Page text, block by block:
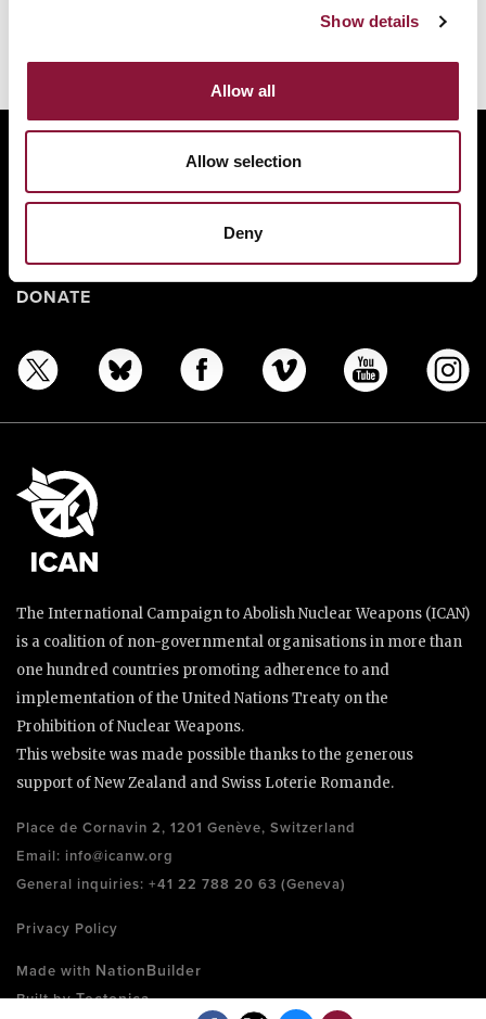
Show details
Allow all
Allow selection
Deny
BANNING NUCLEAR WEAPONS
RESOURCES AND UPDATES
TAKE ACTION
DONATE
The International Campaign to Abolish Nuclear Weapons (ICAN)
is a coalition of non-governmental organisations in more than
one hundred countries promoting adherence to and
implementation of the United Nations Treaty on the
Prohibition of Nuclear Weapons.
This website was made possible thanks to the generous
support of New Zealand and Swiss Loterie Romande.
Place de Cornavin 2, 1201 Genève, Switzerland
Email: info@icanw.org
General inquiries: +41 22 788 20 63 (Geneva)
Privacy Policy
Made with NationBuilder
Built byTectonica